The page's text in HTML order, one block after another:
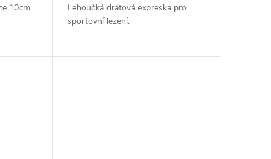
10cm
Lehoučká drátová expreska pro
sportovní lezení.